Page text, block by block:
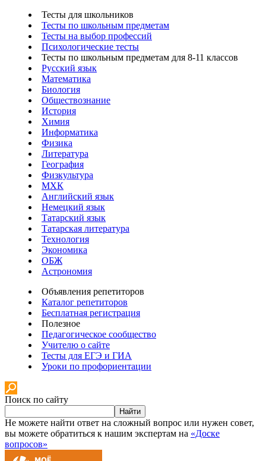
Тесты для школьников
Тесты по школьным предметам
Тесты на выбор профессий
Психологические тесты
Тесты по школьным предметам для 8-11 классов
Русский язык
Математика
Биология
Обществознание
История
Химия
Информатика
Физика
Литература
География
Физкультура
МХК
Английский язык
Немецкий язык
Татарский язык
Татарская литература
Технология
Экономика
ОБЖ
Астрономия
Объявления репетиторов
Каталог репетиторов
Бесплатная регистрация
Полезное
Педагогическое сообщество
Учителю о сайте
Тесты для ЕГЭ и ГИА
Уроки по профориентации
Поиск по сайту
Найти
Не можете найти ответ на сложный вопрос или нужен совет,
вы можете обратиться к нашим экспертам на «Доске
вопросов»